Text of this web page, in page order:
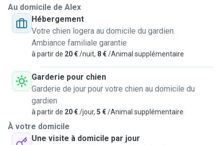
Please do not hesitate to reach out if you're interested in
any of my services. I'd love to learn more about you and
your pets.
Au domicile de Alex
Hébergement
Votre chien logera au domicile du gardien.
Ambiance familiale garantie
à partir de 20 €/nuit, 8 €/Animal supplémentaire
Garderie pour chien
Garderie de jour pour votre chien au domicile du
gardien
à partir de 20 €/jour, 5 €/Animal supplémentaire
À votre domicile
Une visite à domicile par jour